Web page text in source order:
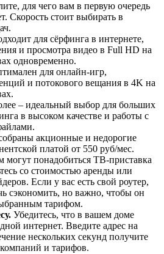
для чего вам в первую очередь
Скорость стоит выбирать в
для сёрфинга в интернете,
и просмотра видео в Full HD на
одновременно.
для онлайн-игр,
и потокового вещания в 4K на
– идеальный выбор для больших
в высоком качестве и работы с
акционные и недорогие
платой от 550 руб/мес.
могут понадобиться ТВ-приставка
со стоимостью аренды или
Если у вас есть свой роутер,
сэкономить, но важно, чтобы он
тарифом.
Убедитесь, что в вашем доме
интернет. Введите адрес на
нескольких секунд получите
и тарифов.